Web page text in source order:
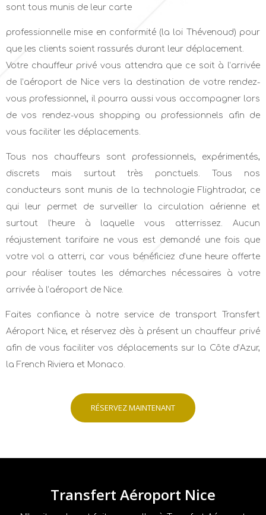
sont tous munis de leur carte
professionnelle mise en conformité (la loi Thévenoud) pour
que les clients soient rassurés durant leur déplacement.
Votre chauffeur privé vous attendra que ce soit à l’arrivée
de l’aéroport de Nice vers la destination de votre rendez-
vous professionnel, il pourra aussi vous accompagner lors
de vos rendez-vous shopping ou professionnels afin de
vous faciliter les déplacements.
Tous nos chauffeurs sont professionnels, expérimentés,
discrets mais surtout très ponctuels. Tous nos
conducteurs sont munis de la technologie ​Flightradar, ce
qui leur permet de surveiller la circulation aérienne ​et
surtout ​l’heure à laquelle vous atterrissez. ​Aucun
réajustement tarifaire ne vous est demandé une fois que
votre vol a atterri, car vous bénéficiez d’une heure offerte
pour réaliser toutes les démarches nécessaires à votre
arrivée à l’aéroport de Nice.
Faites confiance à notre service de transport Transfert
Aéroport Nice, et réservez dès à présent un chauffeur privé
afin de vous faciliter vos déplacements sur la Côte d’Azur,
la French Riviera et Monaco.
RÉSERVEZ MAINTENANT
Transfert Aéroport Nice